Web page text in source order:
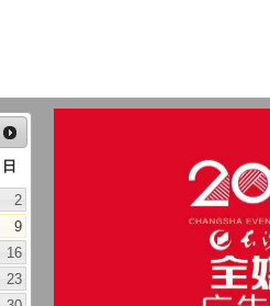
日
2
9
16
23